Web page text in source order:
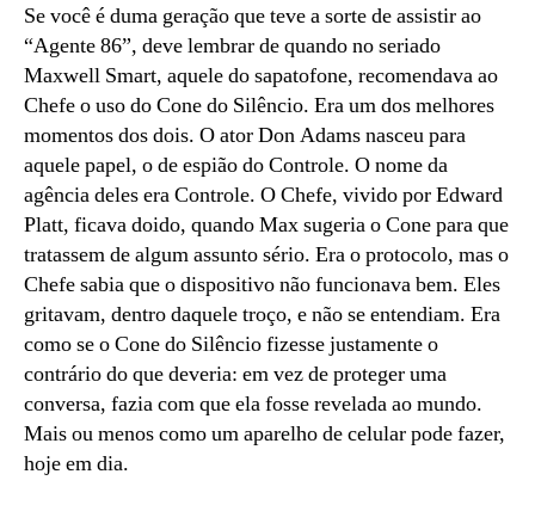
Se você é duma geração que teve a sorte de assistir ao
“Agente 86”, deve lembrar de quando no seriado
Maxwell Smart, aquele do sapatofone, recomendava ao
Chefe o uso do Cone do Silêncio. Era um dos melhores
momentos dos dois. O ator Don Adams nasceu para
aquele papel, o de espião do Controle. O nome da
agência deles era Controle. O Chefe, vivido por Edward
Platt, ficava doido, quando Max sugeria o Cone para que
tratassem de algum assunto sério. Era o protocolo, mas o
Chefe sabia que o dispositivo não funcionava bem. Eles
gritavam, dentro daquele troço, e não se entendiam. Era
como se o Cone do Silêncio fizesse justamente o
contrário do que deveria: em vez de proteger uma
conversa, fazia com que ela fosse revelada ao mundo.
Mais ou menos como um aparelho de celular pode fazer,
hoje em dia.